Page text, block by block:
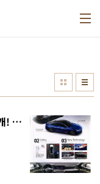
신형 K5 풀체인지 사전 계약 영업자료 공개! KIA K5 DL3! ​OPTIMA!